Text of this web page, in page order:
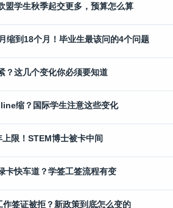
盟学生秋季起交更多，预算怎么算
缩到18个月！毕业生最该问的4个问题
？这几个变化你必须要知道
缩？国际学生注意这些变化
限！STEM博士被卡中间
卡快车道？学签工签流程有变
签证被拒？新政策到底怎么变的